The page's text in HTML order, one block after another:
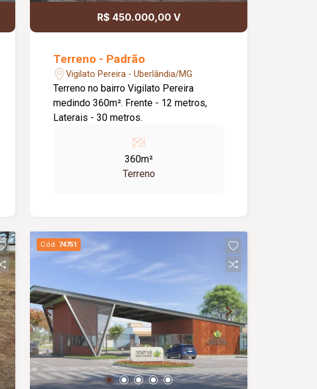
R$ 450.000,00 V
Terreno - Padrão
Vigilato Pereira - Uberlândia/MG
Terreno no bairro Vigilato Pereira
medindo 360m². Frente - 12 metros,
Laterais - 30 metros.
360m²
Terreno
Cód. 74751